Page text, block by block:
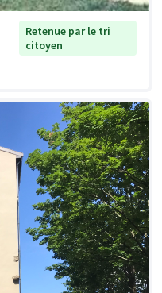
Retenue par le tri
citoyen